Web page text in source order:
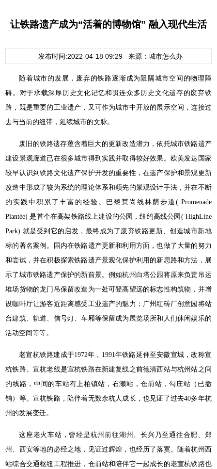
让铁路遗产成为“活着的博物馆” 融入现代生活
发布时间:2022-04-18 09:29 来源：城市怎么办
随着城市的发展，废弃的铁路逐渐成为阻隔城市空间的物理障
碍。对于承载深厚历史文化记忆和贯连众多历史文化遗存的废弃铁
路，既是重要的工业遗产，又可作为城市中开放的展示空间，连接过
去与当前的纽带，延续城市的文脉。
废旧的铁路遗存蕴含着巨大的更新改造潜力，依托城市铁路遗产
建设景观廊道已在很多城市得到实践并取得较好效果。欧美发达国家
较早认识到铁路文化遗产保护开发的重要性，在遗产保护和景观更新
改造中形成了较为系统的理论体系和领先的景观设计手法，并在不断
的实践中积累了丰富的经验。巴黎梵尚线林荫步道( Promenade
Plantée) 是首个在高架铁路线上建设的公园，纽约高线公园( HighLine
Park) 就是受到它的启发，最终成为了废弃铁路更新、创造城市新地
标的著名案例。国内在铁路遗产更新和利用方面，也做了大量的努力
和尝试，并在积极探索铁路遗产景观化保护利用的新思路和方法，展
示了城市铁路遗产保护的新前景。例如杭州白塔公园将原来负责吊运
堆场货物的龙门吊保留改造为一处可登高望远的标志性构筑物，并增
设咖啡厅让游客近距离感受工业遗产的魅力；广州红砖厂创意园将站
台建筑、轨道、信号灯、车厢等保留成为展览场所和人们休闲娱乐的
活动空间等等。
老宣杭铁路建成于1972年，1991年铁路延伸至安徽宣城，改称宣
杭铁路。宣杭老线是宣杭铁路在新建复线之前德清西站与杭州站之间
的线路，中间的车站有上柏镇站，石濑站，仓前站，勾庄站（已撤
销）等。宣杭铁路，陪伴着无数余杭人成长，也见证了过去40多年杭
州的发展变迁。
这座老火车站，曾经是杭州前往湖州、长兴乃至通往合肥、郑
州、西安等地的必经之地，见证过辉煌，也经历了落寞。随着杭州西
站综合交通枢纽工程推进，仓前站和陪伴它一起成长的老宣杭铁路也